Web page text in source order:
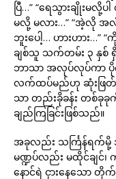
ပြီ…” “ရေသွားချိုးမလို့
မလို့ မလား…” “အဲ့လို
ဘူးပေါ့… ဟားဟား
ချစ်သူ သက်တမ်း ၃ နှစ်
ဘာသာ အလုပ်လုပ်ကာ ပို
လက်ထပ်မည်ဟု ဆုံးဖြ
သာ တည်းခိုခန်း တစ်ခုခု
ချည်ကြခြင်းဖြစ်သည်။
အခုလည်း သင်္ကြန်ရက်
မဏ္ဍပ်လည်း မထိုင်ချင်၊
နောင်ရဲ ငှားနေသော တိုက်